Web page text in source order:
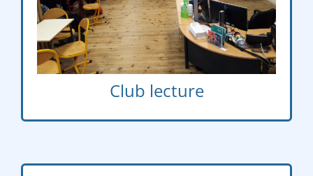
Club lecture
6
e
– 5
e
– 4
e
– 3
e